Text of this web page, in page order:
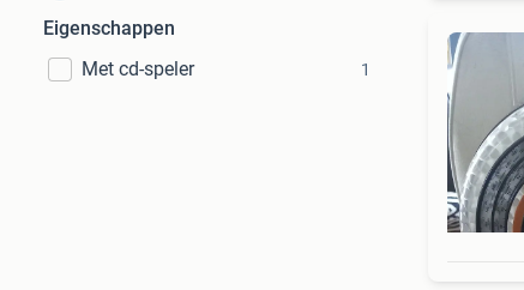
Eigenschappen
Met cd-speler
1